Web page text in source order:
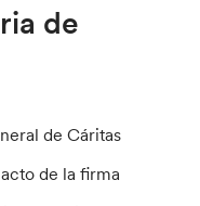
de
de Cáritas
de la firma